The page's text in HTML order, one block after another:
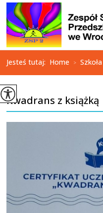
Jesteś tutaj: Home > Szkoła
Kwadrans z książką